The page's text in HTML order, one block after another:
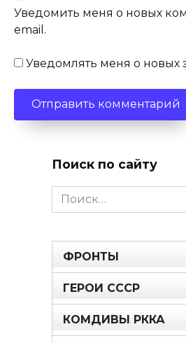
Уведомить меня о новых
email.
Уведомлять меня о новых
Поиск по сайту
Search
for:
ФРОНТЫ
ГЕРОИ СССР
КОМДИВЫ РККА